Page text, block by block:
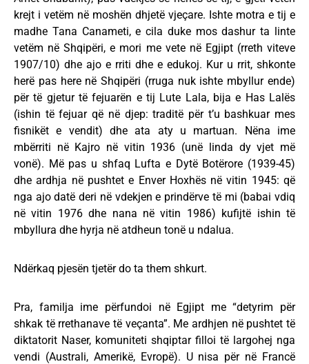
krejt i vetëm në moshën dhjetë vjeçare. Ishte motra e tij e
madhe Tana Canameti, e cila duke mos dashur ta linte
vetëm në Shqipëri, e mori me vete në Egjipt (rreth viteve
1907/10) dhe ajo e rriti dhe e edukoj. Kur u rrit, shkonte
herë pas here në Shqipëri (rruga nuk ishte mbyllur ende)
për të gjetur të fejuarën e tij Lute Lala, bija e Has Lalës
(ishin të fejuar që në djep: traditë për t’u bashkuar mes
fisnikët e vendit) dhe ata aty u martuan. Nëna ime
mbërriti në Kajro në vitin 1936 (unë linda dy vjet më
vonë). Më pas u shfaq Lufta e Dytë Botërore (1939-45)
dhe ardhja në pushtet e Enver Hoxhës në vitin 1945: që
nga ajo datë deri në vdekjen e prindërve të mi (babai vdiq
në vitin 1976 dhe nana në vitin 1986) kufijtë ishin të
mbyllura dhe hyrja në atdheun tonë u ndalua.
Ndërkaq pjesën tjetër do ta them shkurt.
Pra, familja ime përfundoi në Egjipt me “detyrim për
shkak të rrethanave të veçanta”. Me ardhjen në pushtet të
diktatorit Naser, komuniteti shqiptar filloi të largohej nga
vendi (Australi, Amerikë, Evropë). U nisa për në Francë